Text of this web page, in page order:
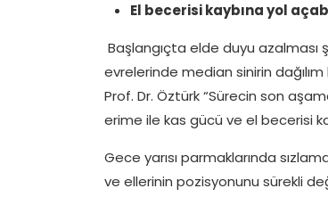
El becerisi kaybına yol
Başlangıçta elde duyu
evrelerinde median sinirin
Prof. Dr. Öztürk “Sürecin son
erime ile kas gücü ve el becerisi
Gece yarısı parmaklarında
ve ellerinin pozisyonunu sürekli